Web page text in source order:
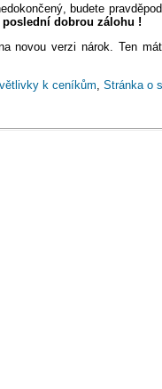
budete
poslední dobrou zálohu !
novou verzi nárok. Ten
k ceníkům Stránka o